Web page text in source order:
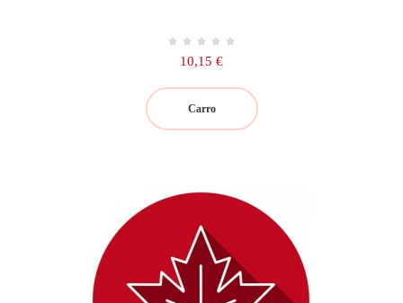
Precio
10,15 €
Carro